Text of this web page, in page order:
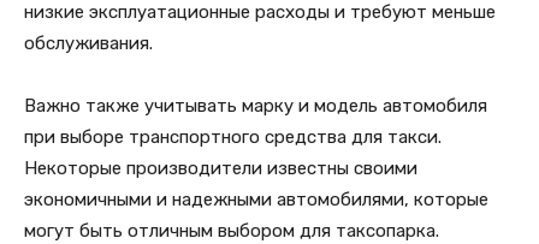
низкие эксплуатационные расходы и требуют меньше
обслуживания.
Важно также учитывать марку и модель автомобиля
при выборе транспортного средства для такси.
Некоторые производители известны своими
экономичными и надежными автомобилями, которые
могут быть отличным выбором для таксопарка.